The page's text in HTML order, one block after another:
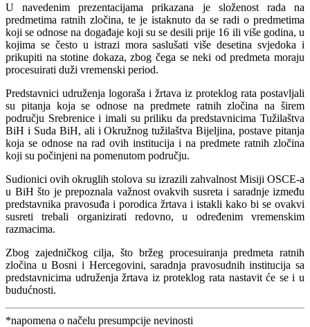
U navedenim prezentacijama prikazana je složenost rada na
predmetima ratnih zločina, te je istaknuto da se radi o predmetima
koji se odnose na događaje koji su se desili prije 16 ili više godina, u
kojima se često u istrazi mora saslušati više desetina svjedoka i
prikupiti na stotine dokaza, zbog čega se neki od predmeta moraju
procesuirati duži vremenski period.
Predstavnici udruženja logoraša i žrtava iz proteklog rata postavljali
su pitanja koja se odnose na predmete ratnih zločina na širem
području Srebrenice i imali su priliku da predstavnicima Tužilaštva
BiH i Suda BiH, ali i Okružnog tužilaštva Bijeljina, postave pitanja
koja se odnose na rad ovih institucija i na predmete ratnih zločina
koji su počinjeni na pomenutom području.
Sudionici ovih okruglih stolova su izrazili zahvalnost Misiji OSCE-a
u BiH što je prepoznala važnost ovakvih susreta i saradnje između
predstavnika pravosuđa i porodica žrtava i istakli kako bi se ovakvi
susreti trebali organizirati redovno, u određenim vremenskim
razmacima.
Zbog zajedničkog cilja, što bržeg procesuiranja predmeta ratnih
zločina u Bosni i Hercegovini, saradnja pravosudnih institucija sa
predstavnicima udruženja žrtava iz proteklog rata nastavit će se i u
budućnosti.
*napomena o načelu presumpcije nevinosti